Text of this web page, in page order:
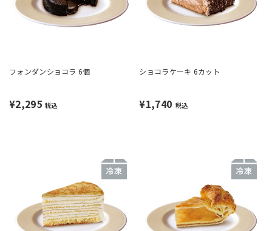
フォンダンショコラ 6個
¥2,295 税込
ショコラケーキ 6カット
¥1,740 税込